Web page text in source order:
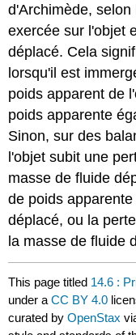
d'Archimède,
exercée sur l'objet
déplacé. Cela
lorsqu'il est
poids apparent de
poids apparente
Sinon, sur des
l'objet subit une
masse de fluide
de poids
déplacé, ou la
la masse de fluide
This page titled 14.6 :
under aCC BY 4.0
curated byOpenStax